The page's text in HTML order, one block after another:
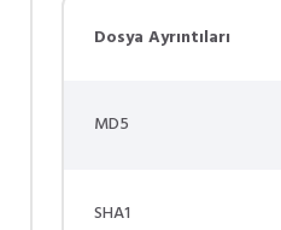
Dosya Ayrıntıları
MD5
SHA1